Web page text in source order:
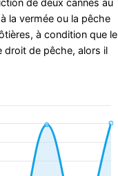
de deux cannes au
la vermée ou la pêche
à condition que le
droit de pêche, alors il